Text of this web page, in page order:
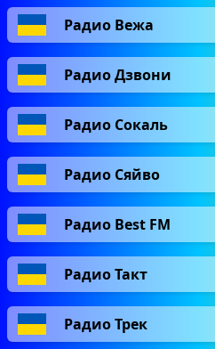
Радио Вежа
Радио Дзвони
Радио Сокаль
Радио Сяйво
Радио Best FM
Радио Такт
Радио Трек